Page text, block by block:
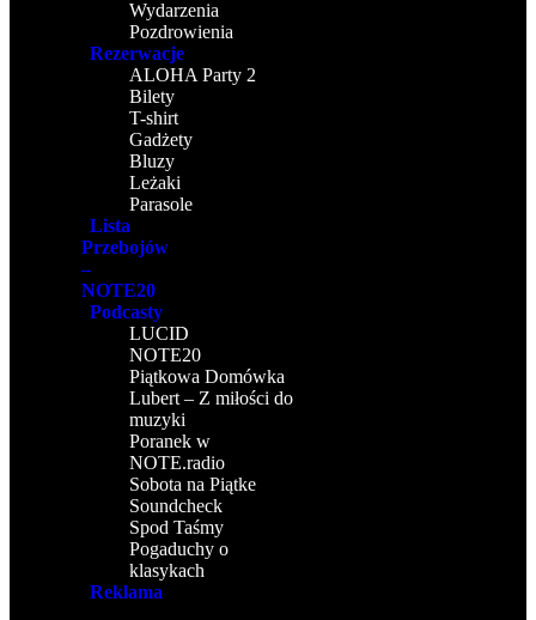
Wydarzenia
Pozdrowienia
Rezerwacje
ALOHA Party 2
Bilety
T-shirt
Gadżety
Bluzy
Leżaki
Parasole
Lista
Przebojów
–
NOTE20
Podcasty
LUCID
NOTE20
Piątkowa Domówka
Lubert – Z miłości do
muzyki
Poranek w
NOTE.radio
Sobota na Piątke
Soundcheck
Spod Taśmy
Pogaduchy o
klasykach
Reklama